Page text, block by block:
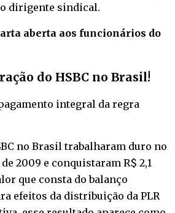
o dirigente sindical.
aberta aos funcionários do
do HSBC no Brasil!
integral da regra
no Brasil trabalharam duro no
2009 e conquistaram R$ 2,1
que consta do balanço
efeitos da distribuição da PLR